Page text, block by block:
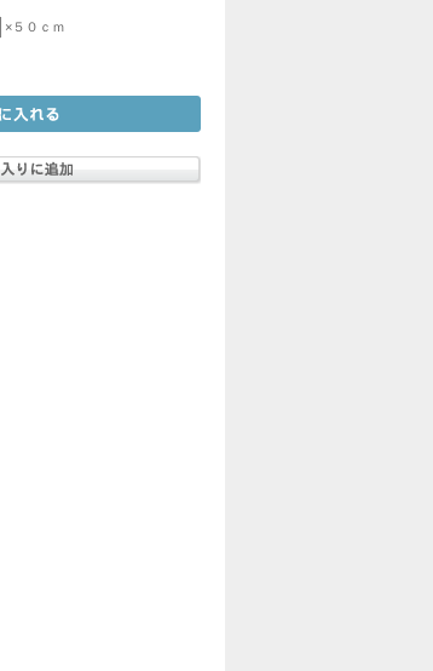
×５０ｃｍ